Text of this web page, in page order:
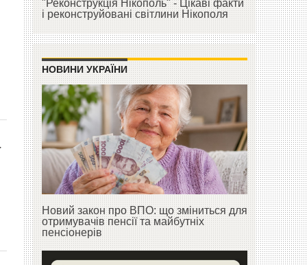
"Реконструкція Нікополь" - Цікаві факти
і реконструйовані світлини Нікополя
НОВИНИ УКРАЇНИ
Новий закон про ВПО: що зміниться для
отримувачів пенсії та майбутніх
пенсіонерів